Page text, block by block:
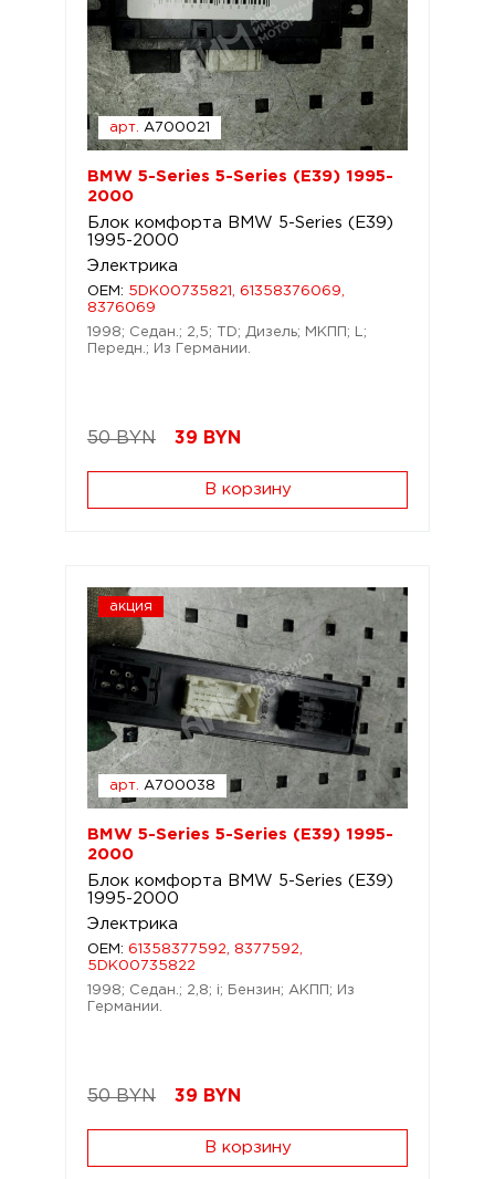
арт. A700021
BMW 5-Series 5-Series (E39) 1995-
2000
Блок комфорта BMW 5-Series (E39)
1995-2000
Электрика
OEM: 5DK00735821, 61358376069,
8376069
1998; Седан.; 2,5; TD; Дизель; МКПП; L;
Передн.; Из Германии.
50 BYN 39 BYN
В корзину
акция
арт. A700038
BMW 5-Series 5-Series (E39) 1995-
2000
Блок комфорта BMW 5-Series (E39)
1995-2000
Электрика
OEM: 61358377592, 8377592,
5DK00735822
1998; Седан.; 2,8; i; Бензин; АКПП; Из
Германии.
50 BYN 39 BYN
В корзину